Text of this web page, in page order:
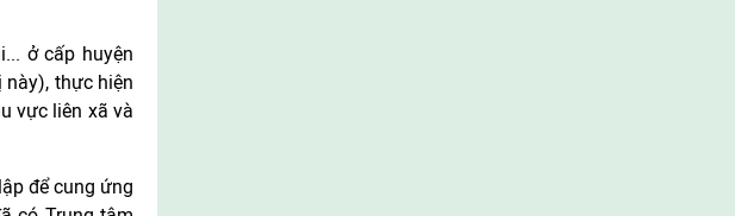
ở cấp huyện
này), thực hiện
vực liên xã và
để cung ứng